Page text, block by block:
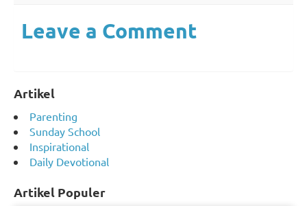
Leave a Comment
Artikel
Parenting
Sunday School
Inspirational
Daily Devotional
Artikel Populer